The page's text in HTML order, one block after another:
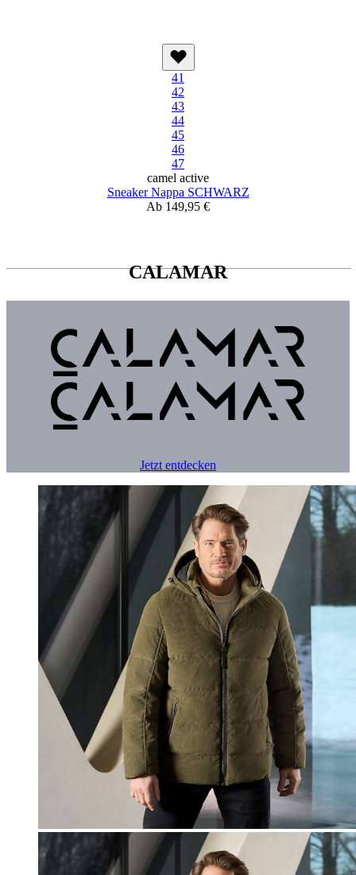
41
42
43
44
45
46
47
camel active
Sneaker Nappa SCHWARZ
Ab 149,95 €
CALAMAR
Jetzt entdecken